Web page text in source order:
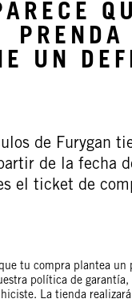
PRENDA
UN
de Furygan
de la fecha
el ticket de
tu compra plantea un
política de garantía,
La tienda